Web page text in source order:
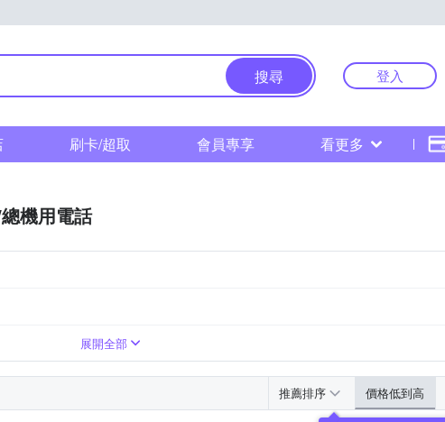
搜尋 登入
刷卡/超取 會員專享 看更多
機用電話
展開全部
推薦排序 價格低到高